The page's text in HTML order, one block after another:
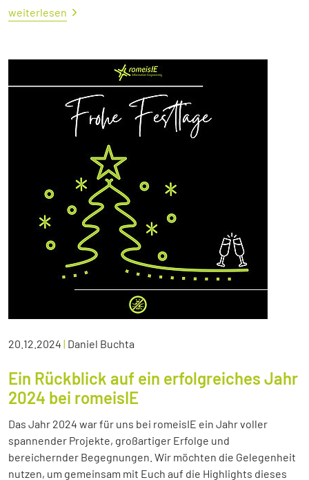
weiterlesen
20.12.2024 | Daniel Buchta
Ein Rückblick auf ein erfolgreiches Jahr
2024 bei romeisIE
Das Jahr 2024 war für uns bei romeisIE ein Jahr voller
spannender Projekte, großartiger Erfolge und
bereichernder Begegnungen. Wir möchten die Gelegenheit
nutzen, um gemeinsam mit Euch auf die Highlights dieses